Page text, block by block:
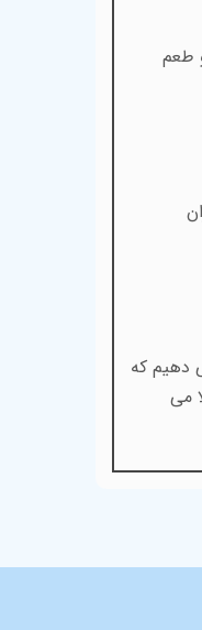
و طعم
دهیم که
می